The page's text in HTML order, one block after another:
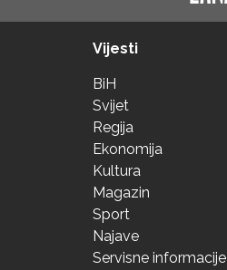
Vijesti
BiH
Svijet
Regija
Ekonomija
Kultura
Magazin
Sport
Najave
Servisne informacije